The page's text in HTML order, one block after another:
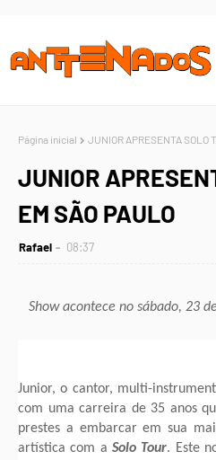
Página inicial JUNIOR APRESENTA SOLO
JUNIOR
EM SÃO PAULO
Rafael 08:37
Show acontece no sábado, 23
Junior, o cantor, multi-
com uma carreira de 35 anos
prestes a embarcar em sua
artística com a Solo Tour. Este